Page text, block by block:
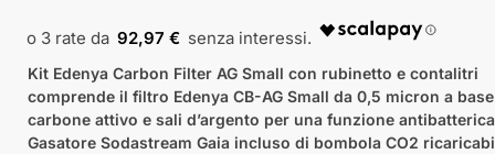
92,97 €
Kit Edenya Carbon Filter AG Small con rubinetto e contalitri
comprende il filtro Edenya CB-AG Small da 0,5 micron a
carbone attivo e sali d’argento per una funzione
Gasatore Sodastream Gaia incluso di bombola CO2